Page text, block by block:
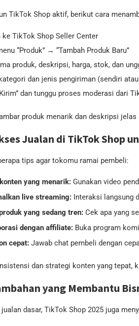
TikTok Shop aktif, berikut cara
ke TikTok Shop Seller Center
“Produk” → “Tambah Produk Baru”
produk, deskripsi, harga, stok, dan
dan jenis pengiriman (sendiri
dan tunggu proses moderasi dari
produk menarik dan deskripsi
Jualan di TikTok Shop
tips agar tokomu ramai pembeli:
yang menarik: Gunakan video
live streaming: Interaksi langsung
yang sedang tren: Cek apa yang
dengan affiliate: Buka program
cepat: Jawab chat pembeli dengan
dan strategi konten yang tepat,
yang Membantu
dasar, TikTok Shop 2025 juga